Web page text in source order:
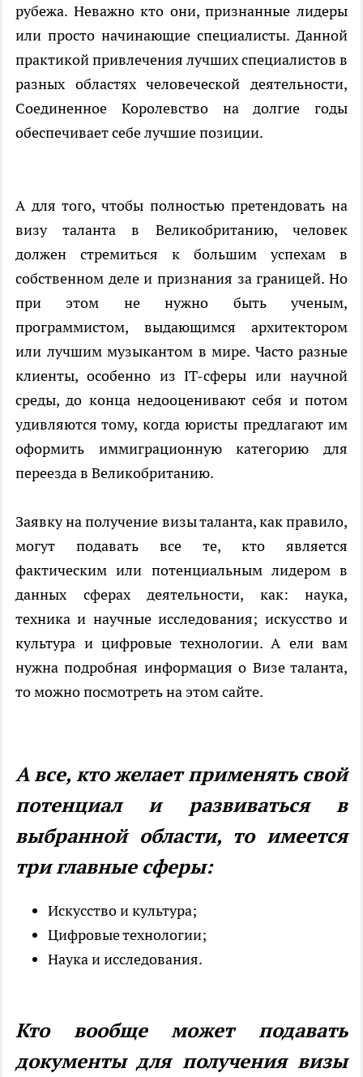
рубежа. Неважно кто они, признанные лидеры
или просто начинающие специалисты. Данной
практикой привлечения лучших специалистов в
разных областях человеческой деятельности,
Соединенное Королевство на долгие годы
обеспечивает себе лучшие позиции.
А для того, чтобы полностью претендовать на
визу таланта в Великобританию, человек
должен стремиться к большим успехам в
собственном деле и признания за границей. Но
при этом не нужно быть ученым,
программистом, выдающимся архитектором
или лучшим музыкантом в мире. Часто разные
клиенты, особенно из IT-сферы или научной
среды, до конца недооценивают себя и потом
удивляются тому, когда юристы предлагают им
оформить иммиграционную категорию для
переезда в Великобританию.
Заявку на получение визы таланта, как правило,
могут подавать все те, кто является
фактическим или потенциальным лидером в
данных сферах деятельности, как: наука,
техника и научные исследования; искусство и
культура и цифровые технологии. А ели вам
нужна подробная информация о Визе таланта,
то можно посмотреть на этомсайте.
А все, кто желает применять свой
потенциал и развиваться в
выбранной области, то имеется
три главные сферы:
Искусство и культура;
Цифровые технологии;
Наука и исследования.
Кто вообще может подавать
документы для получения визы